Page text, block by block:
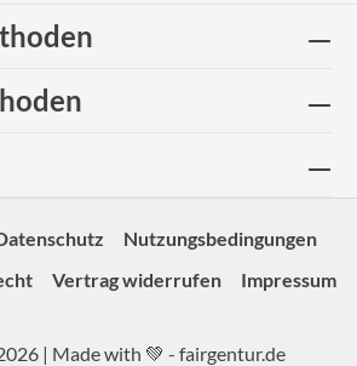
Nutzungsbedingungen
Vertrag widerrufen Impressum
| Made with 💚 - fairgentur.de